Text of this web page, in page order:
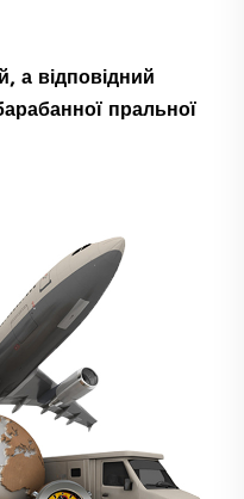
а відповідний
пральної